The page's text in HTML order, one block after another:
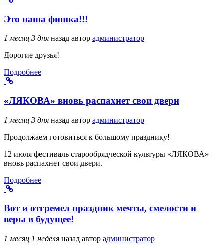
Это наша фишка!!!
1 месяц 3 дня назад автор администратор
Дорогие друзья!
Подробнее
«ЛЯКОВА» вновь распахнет свои двери
1 месяц 3 дня назад автор администратор
Продолжаем готовиться к большому празднику!
12 июля фестиваль старообрядческой культуры «ЛЯКОВА»
вновь распахнет свои двери.
Подробнее
Вот и отгремел праздник мечты, смелости и
веры в будущее!
1 месяц 1 неделя назад автор администратор